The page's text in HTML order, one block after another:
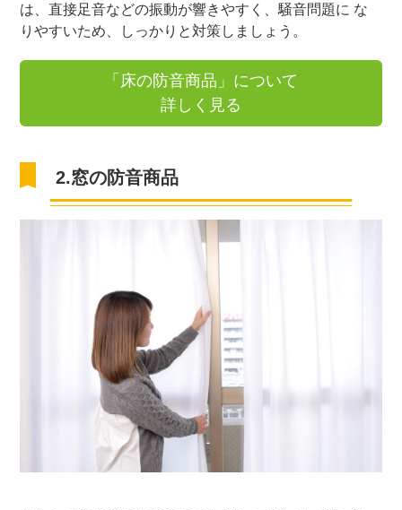
は、直接足音などの振動が響きやすく、騒音問題に な
りやすいため、しっかりと対策しましょう。
「床の防音商品」について
詳しく見る
2.窓の防音商品